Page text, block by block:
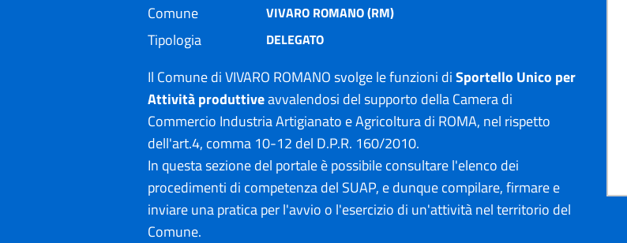
Comune VIVARO ROMANO (RM)
Tipologia DELEGATO
Il Comune di VIVARO ROMANO svolge le funzioni diSportello Unico per
Attività produttiveavvalendosi del supporto della Camera di
Commercio Industria Artigianato e Agricoltura di ROMA, nel rispetto
dell'art.4, comma 10-12 del D.P.R. 160/2010.
In questa sezione del portale è possibile consultare l'elenco dei
procedimenti di competenza del SUAP, e dunque compilare, firmare e
inviare una pratica per l'avvio o l'esercizio di un'attività nel territorio del
Comune.